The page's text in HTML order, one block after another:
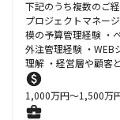
下記のうち複数のご
プロジェクトマネー
模の予算管理経験 ・
外注管理経験 ・WEB
理解 ・経営層や顧客
1,000万円〜1,500万